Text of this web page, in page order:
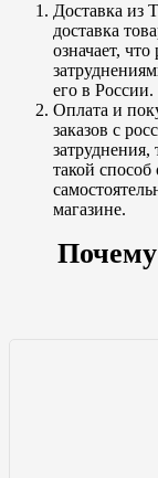
Доставка из
доставка
означает,
его в России.
Оплата и
заказов с
затруднения,
такой
магазине.